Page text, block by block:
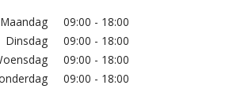
Maandag
09:00 - 18:00
Dinsdag
09:00 - 18:00
09:00 - 18:00
09:00 - 18:00